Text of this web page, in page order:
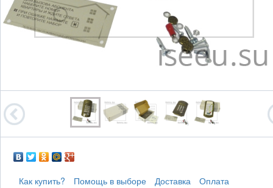
Как купить? Помощь в выборе Доставка Оплата